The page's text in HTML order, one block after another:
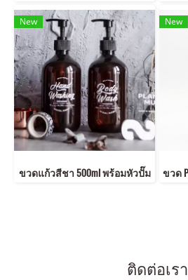
New
ขวดแก้วสีชา 500ml พร้อมหัวปั๊ม
New
ติดต่อเรา